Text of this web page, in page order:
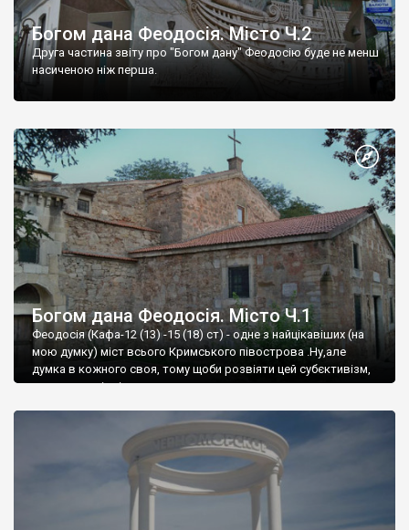
Богом дана Феодосія. Місто Ч.2
Друга частина звіту про "Богом дану" Феодосію буде не менш
насиченою ніж перша.
Богом дана Феодосія. Місто Ч.1
Феодосія (Кафа-12 (13) -15 (18) ст) - одне з найцікавіших (на
мою думку) міст всього Кримського півострова .Ну,але
думка в кожного своя, тому щоби розвіяти цей субєктивізм,
запрошую відвідати це